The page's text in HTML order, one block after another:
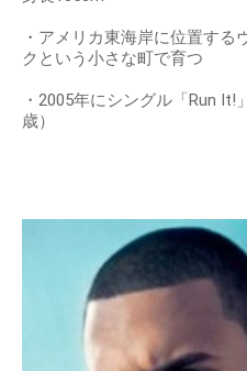
・アメリカ東海岸に位置する
クという小さな町で育つ
・2005年にシングル「Run
歳）